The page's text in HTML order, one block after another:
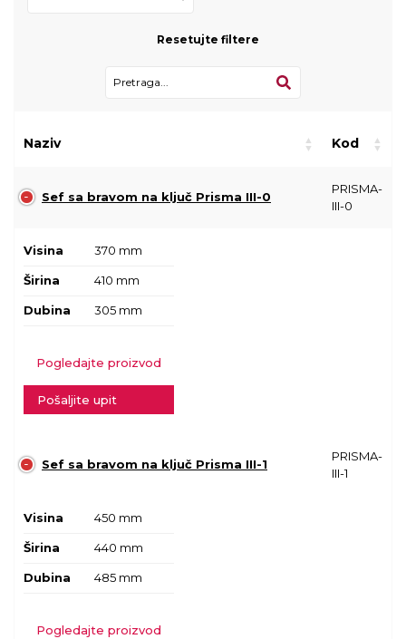
Resetujte filtere
Naziv Kod
Sef sa bravom na ključ Prisma III-0
PRISMA-
III-0
Visina 370 mm
Širina 410 mm
Dubina 305 mm
Pogledajte proizvod
Pošaljite upit
Sef sa bravom na ključ Prisma III-1
PRISMA-
III-1
Visina 450 mm
Širina 440 mm
Dubina 485 mm
Pogledajte proizvod